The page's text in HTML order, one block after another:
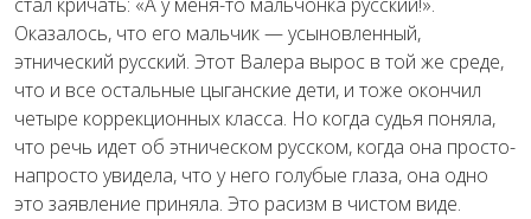
Оказалось, что его мальчик — усыновленный,
этнический русский. Этот Валера вырос в той же среде,
что и все остальные цыганские дети, и тоже окончил
четыре коррекционных класса. Но когда судья поняла,
что речь идет об этническом русском, когда она просто-
напросто увидела, что у него голубые глаза, она одно
это заявление приняла. Это расизм в чистом виде.